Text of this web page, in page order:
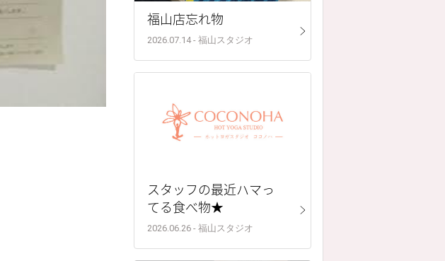
福山店忘れ物
2026.07.14 - 福山スタジオ
スタッフの最近ハマっ
てる食べ物★
2026.06.26 - 福山スタジオ